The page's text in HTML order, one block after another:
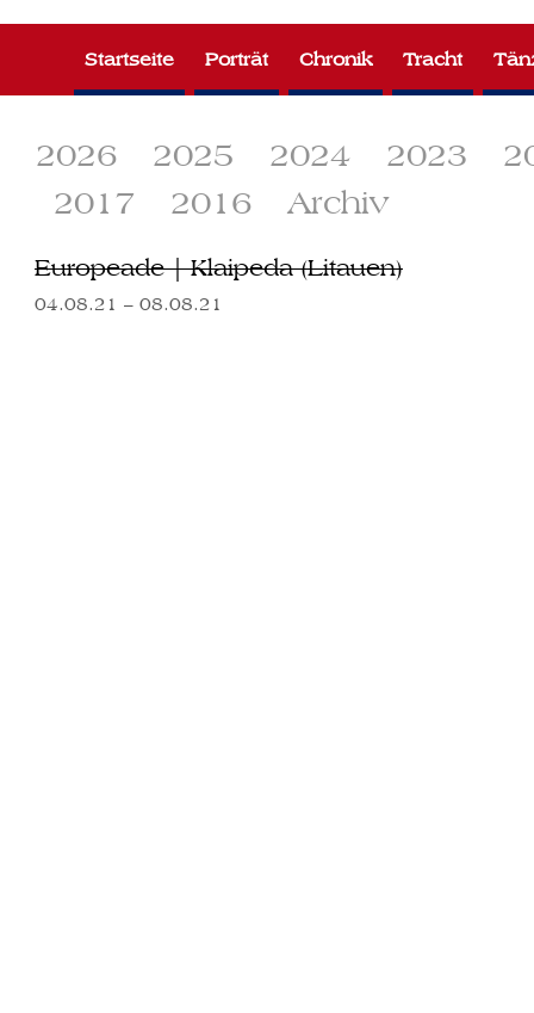
2026 2025 2024 2023
2017
2016 Archiv
Startseite Porträt Chronik Tracht
Europeade | Klaipeda (Litauen)
04.08.21 – 08.08.21